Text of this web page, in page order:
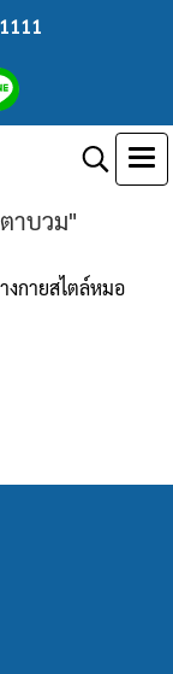
าบวม"
งกายสไตล์หมอ